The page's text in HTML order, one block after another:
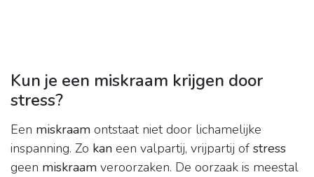
Kun je een miskraam krijgen door
stress?
Een miskraam ontstaat niet door lichamelijke
inspanning. Zo kan een valpartij, vrijpartij of stress
geen miskraam veroorzaken. De oorzaak is meestal